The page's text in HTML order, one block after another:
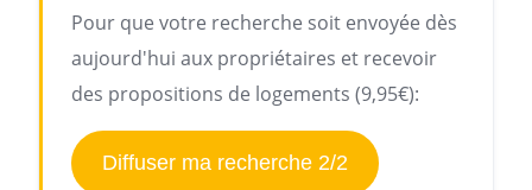
Pour que votre recherche soit envoyée dès
aujourd'hui aux propriétaires et recevoir
des propositions de logements (9,95€):
Diffuser ma recherche 2/2